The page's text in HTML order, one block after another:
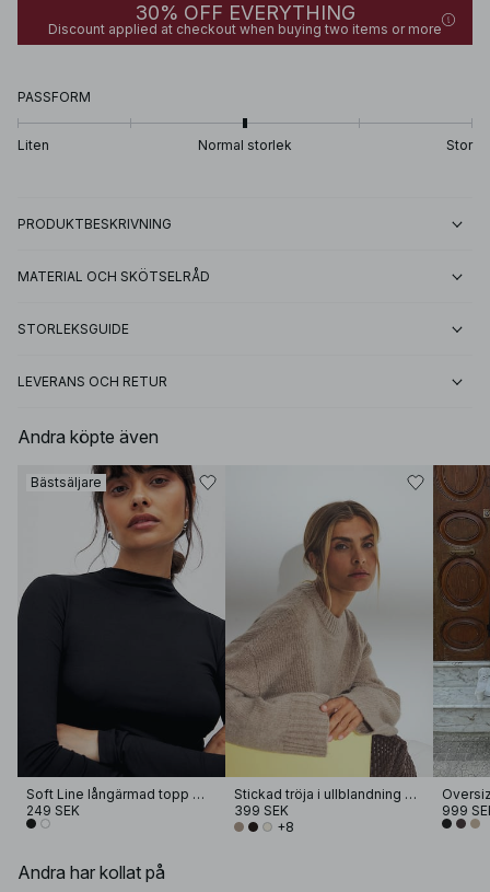
30% OFF EVERYTHING
Discount applied at checkout when buying two items or more
PASSFORM
Liten Normal storlek Stor
PRODUKTBESKRIVNING
MATERIAL OCH SKÖTSELRÅD
STORLEKSGUIDE
LEVERANS OCH RETUR
Andra köpte även
Bästsäljare
Soft Line långärmad topp med tratthals
249 SEK
Stickad tröja i ullblandning med rund halsringning
399 SEK
+8
999
Andra har kollat på